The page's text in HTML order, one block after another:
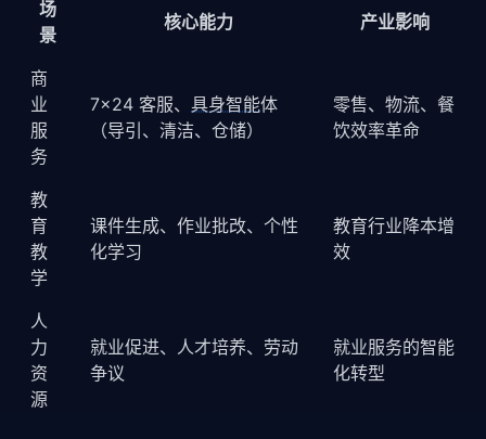
场
景
核心能力 产业影响
商
业
服
务
7×24 客服、 具身智能体
（导引、清洁、仓储）
零售、物流、餐
饮效率革命
教
育
教
学
课件生成、作业批改、个性
化学习
教育行业降本增
效
人
力
资
源
就业促进、人才培养、劳动
争议
就业服务的智能
化转型